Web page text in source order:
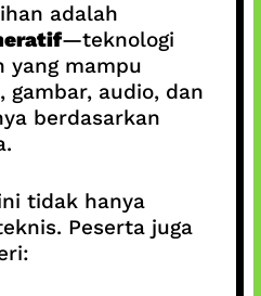
adalah
—teknologi
yang mampu
gambar, audio, dan
berdasarkan
tidak hanya
Peserta juga